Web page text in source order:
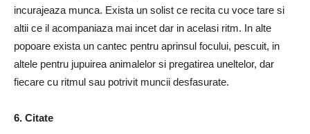
incurajeaza munca. Exista un solist ce recita cu voce tare si
altii ce il acompaniaza mai incet dar in acelasi ritm. In alte
popoare exista un cantec pentru aprinsul focului, pescuit, in
altele pentru jupuirea animalelor si pregatirea uneltelor, dar
fiecare cu ritmul sau potrivit muncii desfasurate.
6. Citate